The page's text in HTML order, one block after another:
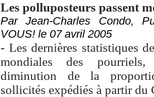
Les polluposteurs passent
Par Jean-Charles Condo,
VOUS! le 07 avril 2005
- Les dernières statistiques
mondiales des
diminution de la
sollicités expédiés à partir du